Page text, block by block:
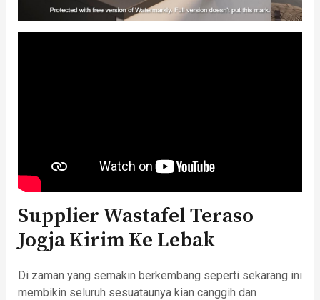
Supplier Wastafel Teraso
Jogja Kirim Ke Lebak
Di zaman yang semakin berkembang seperti sekarang ini
membikin seluruh sesuataunya kian canggih dan